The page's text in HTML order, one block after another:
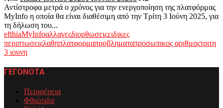
Αντίστροφα μετρά ο χρόνος για την ενεργοποίηση της πλατφόρμας
MyInfo η οποία θα είναι διαθέσιμη από την Τρίτη 3 Ιούνη 2025, για
τη δήλωση του...
efthiaMyInfoαλλαγεςδιορθωσειςειδικες
περιπτωσειςλαθηπλατφορμαπροβληματαπροσωπικος αριθμοςτριτη
3 ιουνη
ΓΕΓΟΝΟΤΑ
Περιφέρεια
Φθιώτιδα